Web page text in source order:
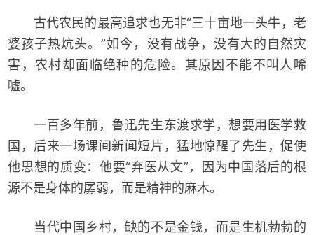
古代农民的最高追求也无非“三十亩地一头牛，老
婆孩子热炕头。”如今，没有战争，没有大的自然灾
害，农村却面临绝种的危险。其原因不能不叫人唏
嘘。
一百多年前，鲁迅先生东渡求学，想要用医学救
国，后来一场课间新闻短片，猛地惊醒了先生，促使
他思想的质变：他要“弃医从文”，因为中国落后的根
源不是身体的孱弱，而是精神的麻木。
当代中国乡村，缺的不是金钱，而是生机勃勃的